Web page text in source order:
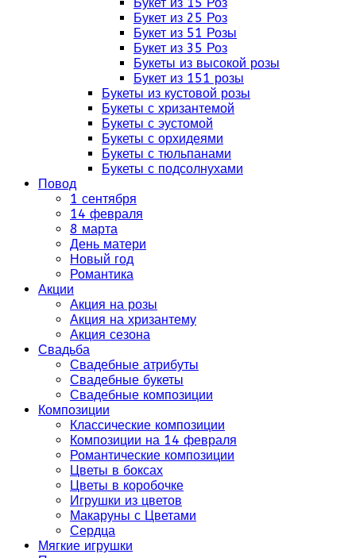
Букет из 25 Роз
Букет из 51 Розы
Букет из 35 Роз
Букеты из высокой розы
Букет из 151 розы
Букеты из кустовой розы
Букеты с хризантемой
Букеты с эустомой
Букеты с орхидеями
Букеты с тюльпанами
Букеты с подсолнухами
Повод
1 сентября
14 февраля
8 марта
День матери
Новый год
Романтика
Акции
Акция на розы
Акция на хризантему
Акция сезона
Свадьба
Свадебные атрибуты
Свадебные букеты
Свадебные композиции
Композиции
Классические композиции
Композиции на 14 февраля
Романтические композиции
Цветы в боксах
Цветы в коробочке
Игрушки из цветов
Макаруны с Цветами
Сердца
Мягкие игрушки